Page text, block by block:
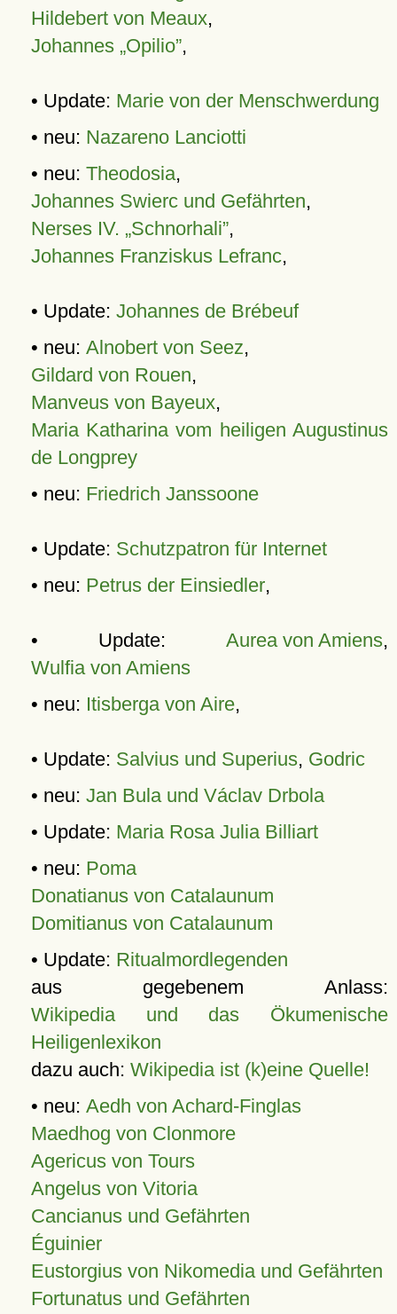
Hildebert von Meaux,
Johannes „Opilio”,
• Update: Marie von der Menschwerdung
• neu: Nazareno Lanciotti
• neu: Theodosia,
Johannes Swierc und Gefährten,
Nerses IV. „Schnorhali”,
Johannes Franziskus Lefranc,
• Update: Johannes de Brébeuf
• neu: Alnobert von Seez,
Gildard von Rouen,
Manveus von Bayeux,
Maria Katharina vom heiligen Augustinus
de Longprey
• neu: Friedrich Janssoone
• Update: Schutzpatron für Internet
• neu: Petrus der Einsiedler,
• Update: Aurea von Amiens,
Wulfia von Amiens
• neu: Itisberga von Aire,
• Update: Salvius und Superius, Godric
• neu: Jan Bula und Václav Drbola
• Update: Maria Rosa Julia Billiart
• neu: Poma
Donatianus von Catalaunum
Domitianus von Catalaunum
• Update: Ritualmordlegenden
aus gegebenem Anlass:
Wikipedia und das Ökumenische
Heiligenlexikon
dazu auch: Wikipedia ist (k)eine Quelle!
• neu: Aedh von Achard-Finglas
Maedhog von Clonmore
Agericus von Tours
Angelus von Vitoria
Cancianus und Gefährten
Éguinier
Eustorgius von Nikomedia und Gefährten
Fortunatus und Gefährten